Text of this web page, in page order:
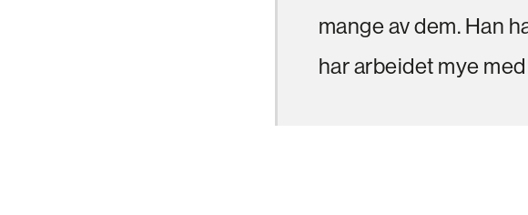
mange av dem. Han
har arbeidet mye